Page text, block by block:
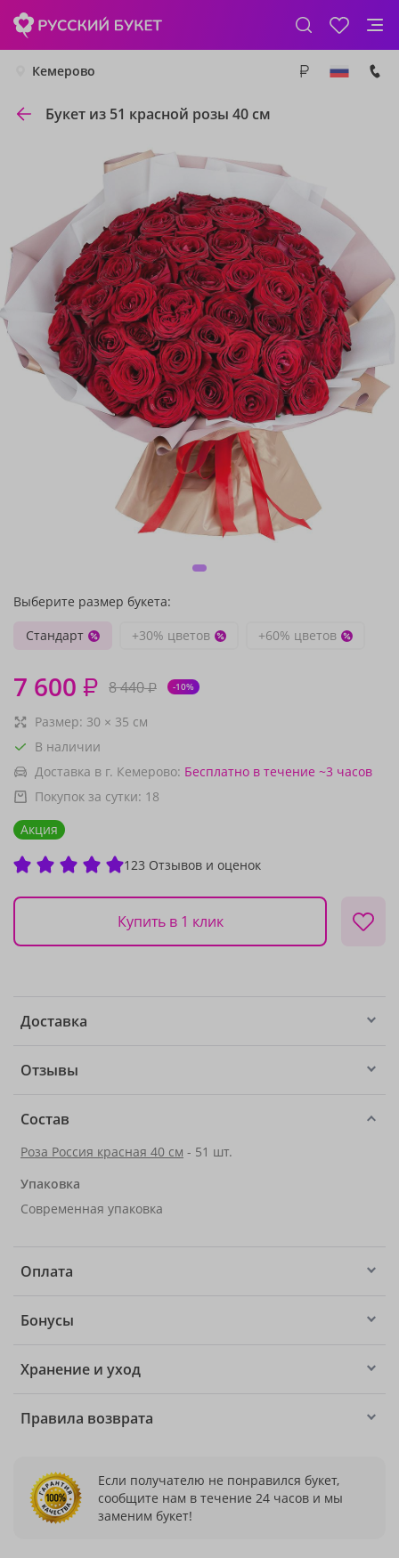
Кемерово
Букет из 51 красной розы 40 см
Выберите размер букета:
Стандарт
+30% цветов +60% цветов
7 600 ₽ 8 440₽ -10%
Размер: 30 × 35 см
В наличии
Доставка в г. Кемерово: Бесплатно в течение ~3 часов
Покупок за сутки: 18
Акция
123 Отзывов и оценок
Купить в 1 клик
Доставка
Отзывы
Состав
Роза Россия красная 40 см - 51 шт.
Упаковка
Современная упаковка
Оплата
Бонусы
Хранение и уход
Правила возврата
Если получателю не понравился букет,
сообщите нам в течение 24 часов и мы
заменим букет!